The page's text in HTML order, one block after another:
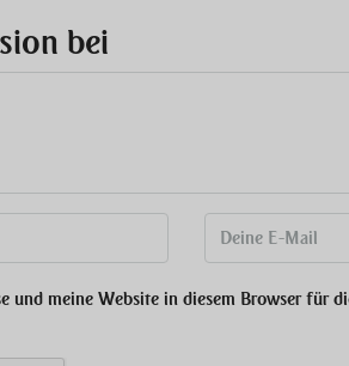
bei
und meine Website in diesem Browser für